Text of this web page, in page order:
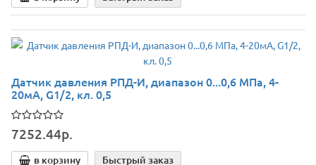
Датчик давления РПД-И, диапазон 0...0,6 МПа, 4-
20мА, G1/2, кл. 0,5
7252.44р.
в корзину Быстрый заказ